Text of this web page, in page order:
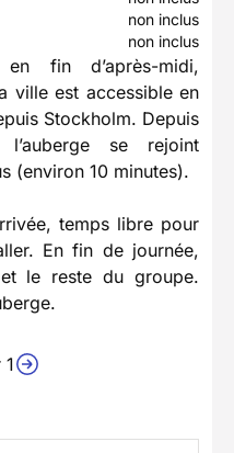
non inclus
non inclus
fin d’après-midi,
ville est accessible en
Stockholm. Depuis
se rejoint
(environ 10 minutes).
temps libre pour
En fin de journée,
le reste du groupe.